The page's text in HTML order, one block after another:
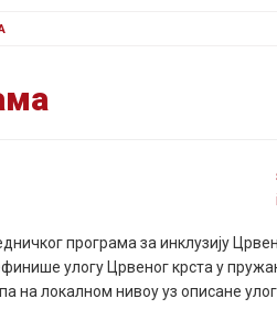
програма за инклузију
улогу Црвеног крста у
на локалном нивоу уз описане